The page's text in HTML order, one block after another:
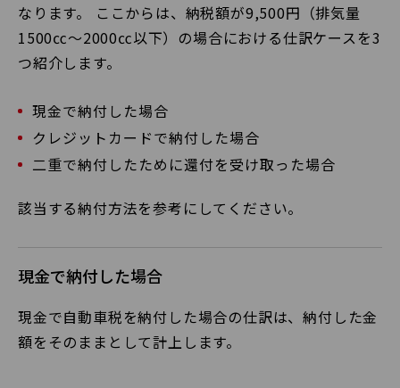
なります。 ここからは、納税額が9,500円（排気量
1500㏄～2000㏄以下）の場合における仕訳ケースを3
つ紹介します。
現金で納付した場合
クレジットカードで納付した場合
二重で納付したために還付を受け取った場合
該当する納付方法を参考にしてください。
現金で納付した場合
現金で自動車税を納付した場合の仕訳は、納付した金
額をそのままとして計上します。